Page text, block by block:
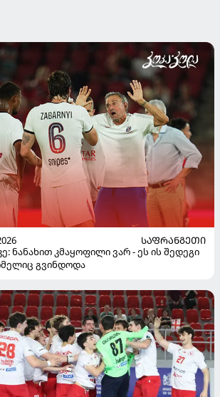
ᲡᲐᲤᲠᲐᲜᲒᲔᲗᲘ
ნანახით კმაყოფილი ვარ - ეს ის შედეგი
გვინდოდა